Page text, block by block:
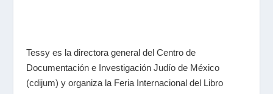
Tessy es la directora general del Centro de
Documentación e Investigación Judío de México
(cdijum) y organiza la Feria Internacional del Libro